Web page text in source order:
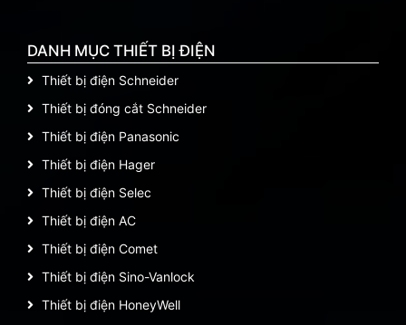
DANH MỤC THIẾT BỊ ĐIỆN
Thiết bị điện Schneider
Thiết bị đóng cắt Schneider
Thiết bị điện Panasonic
Thiết bị điện Hager
Thiết bị điện Selec
Thiết bị điện AC
Thiết bị điện Comet
Thiết bị điện Sino-Vanlock
Thiết bị điện HoneyWell